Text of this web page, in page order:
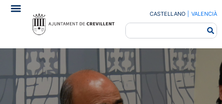
CASTELLANO VALENCIÀ